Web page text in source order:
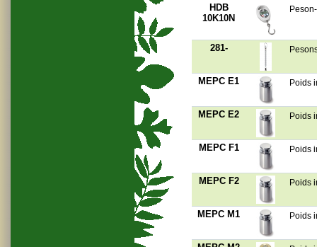
HDB
10K10N
281-
MEPC E1 Poids
MEPC E2 Poids
MEPC F1 Poids
MEPC F2 Poids
MEPC M1 Poids